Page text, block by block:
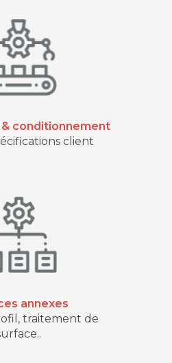
conditionnement
client
annexes
traitement de